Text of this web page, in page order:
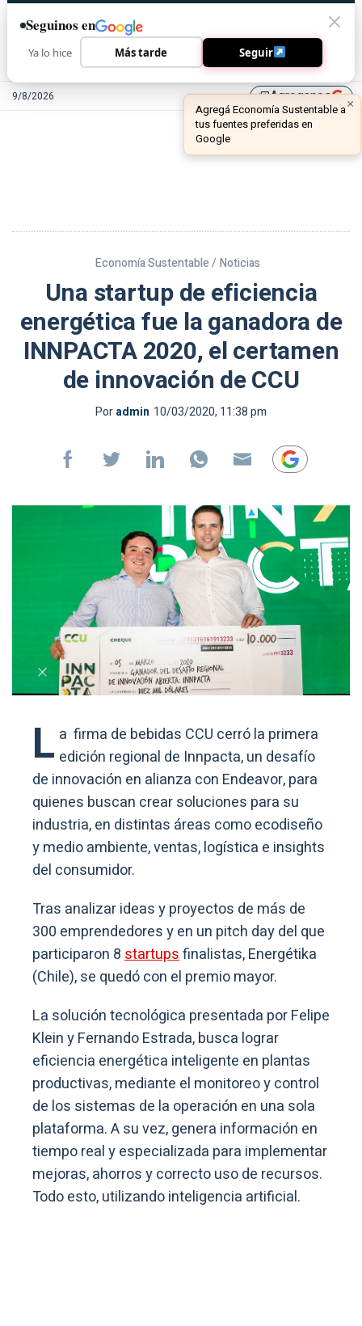
9/8/2026 library_addAgreganos
Economía Sustentable / Noticias
Una startup de eficiencia
energética fue la ganadora de
INNPACTA 2020, el certamen
de innovación de CCU
Poradmin 10/03/2020, 11:38 pm
L a firma de bebidas CCU cerró la primera
edición regional de Innpacta, un desafío
de innovación en alianza con Endeavor, para
quienes buscan crear soluciones para su
industria, en distintas áreas como ecodiseño
y medio ambiente, ventas, logística e insights
del consumidor.
Tras analizar ideas y proyectos de más de
300 emprendedores y en un pitch day del que
participaron 8startupsfinalistas, Energétika
(Chile), se quedó con el premio mayor.
La solución tecnológica presentada por Felipe
Klein y Fernando Estrada, busca lograr
eficiencia energética inteligente en plantas
productivas, mediante el monitoreo y control
de los sistemas de la operación en una sola
plataforma. A su vez, genera información en
tiempo real y especializada para implementar
mejoras, ahorros y correcto uso de recursos.
Todo esto, utilizando inteligencia artificial.
Seguinos en
Ya lo hice Más tarde Seguir